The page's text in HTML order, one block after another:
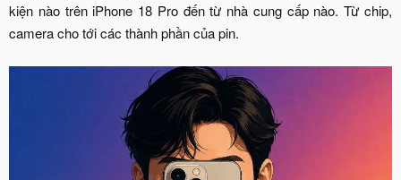
kiện nào trên iPhone 18 Pro đến từ nhà cung cấp nào. Từ chip,
camera cho tới các thành phần của pin.